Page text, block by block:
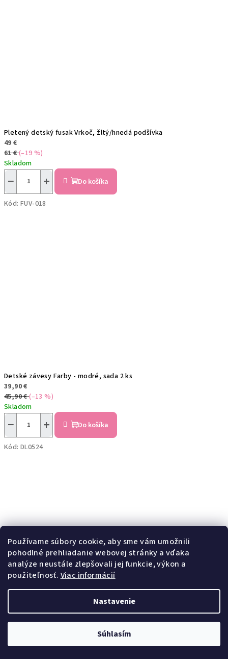
Používame súbory cookie, aby sme vám umožnili
pohodlné prehliadanie webovej stránky a vďaka
analýze neustále zlepšovali jej funkcie, výkon a
použiteľnosť. Viac informácií
Nastavenie
Súhlasím
Pletený detský fusak Vrkoč, žltý/hnedá podšívka
49 €
61 €(–19 %)
Skladom
+
− Do košíka
Kód: FUV-018
Detské závesy Farby - modré, sada 2 ks
39,90 €
45,90 €(–13 %)
Skladom
+
− Do košíka
Kód: DL0524
Fototapeta na stenu SAFARI